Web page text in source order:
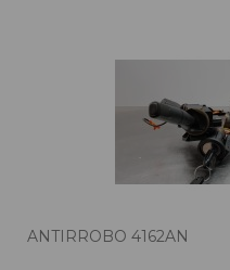
ANTIRROBO 4162AN